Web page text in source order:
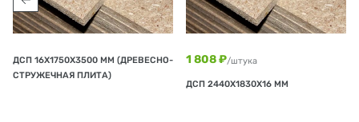
ДСП 16Х1750Х3500 ММ (ДРЕВЕСНО-
СТРУЖЕЧНАЯ ПЛИТА)
1 808 ₽/штука
ДСП 2440Х1830Х16 ММ